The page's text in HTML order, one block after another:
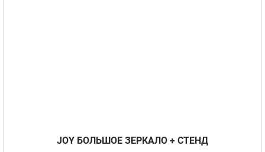
JOY БОЛЬШОЕ ЗЕРКАЛО + СТЕНД